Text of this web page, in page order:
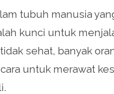
tubuh manusia
kunci untuk
sehat, banyak
untuk merawat